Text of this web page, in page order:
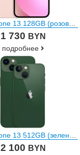
1 730 BYN
подробнее
2 100 BYN